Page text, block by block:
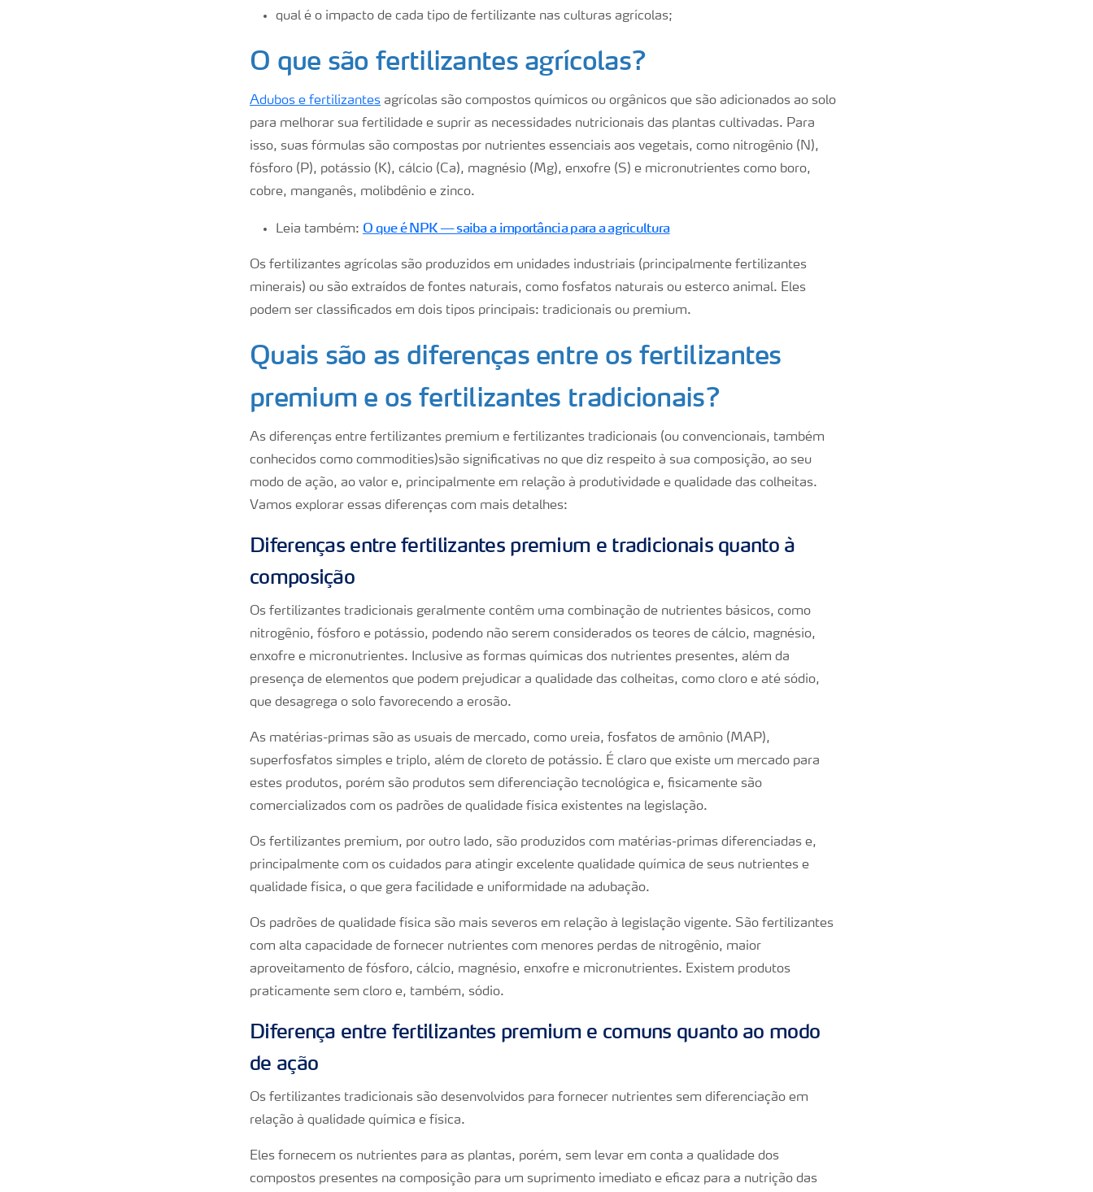
qual é o impacto de cada tipo de fertilizante nas culturas agrícolas;
O que são fertilizantes agrícolas?
Adubos e fertilizantes agrícolas são compostos químicos ou orgânicos que são adicionados ao solo
para melhorar sua fertilidade e suprir as necessidades nutricionais das plantas cultivadas. Para
isso, suas fórmulas são compostas por nutrientes essenciais aos vegetais, como nitrogênio (N),
fósforo (P), potássio (K), cálcio (Ca), magnésio (Mg), enxofre (S) e micronutrientes como boro,
cobre, manganês, molibdênio e zinco.
Leia também: O que é NPK — saiba a importância para a agricultura
Os fertilizantes agrícolas são produzidos em unidades industriais (principalmente fertilizantes
minerais) ou são extraídos de fontes naturais, como fosfatos naturais ou esterco animal. Eles
podem ser classificados em dois tipos principais: tradicionais ou premium.
Quais são as diferenças entre os fertilizantes
premium e os fertilizantes tradicionais?
As diferenças entre fertilizantes premium e fertilizantes tradicionais (ou convencionais, também
conhecidos como commodities)são significativas no que diz respeito à sua composição, ao seu
modo de ação, ao valor e, principalmente em relação à produtividade e qualidade das colheitas.
Vamos explorar essas diferenças com mais detalhes:
Diferenças entre fertilizantes premium e tradicionais quanto à
composição
Os fertilizantes tradicionais geralmente contêm uma combinação de nutrientes básicos, como
nitrogênio, fósforo e potássio, podendo não serem considerados os teores de cálcio, magnésio,
enxofre e micronutrientes. Inclusive as formas químicas dos nutrientes presentes, além da
presença de elementos que podem prejudicar a qualidade das colheitas, como cloro e até sódio,
que desagrega o solo favorecendo a erosão.
As matérias-primas são as usuais de mercado, como ureia, fosfatos de amônio (MAP),
superfosfatos simples e triplo, além de cloreto de potássio. É claro que existe um mercado para
estes produtos, porém são produtos sem diferenciação tecnológica e, fisicamente são
comercializados com os padrões de qualidade física existentes na legislação.
Os fertilizantes premium, por outro lado, são produzidos com matérias-primas diferenciadas e,
principalmente com os cuidados para atingir excelente qualidade química de seus nutrientes e
qualidade física, o que gera facilidade e uniformidade na adubação.
Os padrões de qualidade física são mais severos em relação à legislação vigente. São fertilizantes
com alta capacidade de fornecer nutrientes com menores perdas de nitrogênio, maior
aproveitamento de fósforo, cálcio, magnésio, enxofre e micronutrientes. Existem produtos
praticamente sem cloro e, também, sódio.
Diferença entre fertilizantes premium e comuns quanto ao modo
de ação
Os fertilizantes tradicionais são desenvolvidos para fornecer nutrientes sem diferenciação em
relação à qualidade química e física.
Eles fornecem os nutrientes para as plantas, porém, sem levar em conta a qualidade dos
compostos presentes na composição para um suprimento imediato e eficaz para a nutrição das